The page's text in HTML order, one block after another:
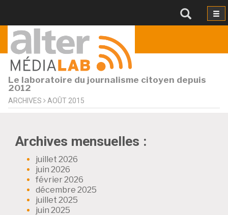
Le laboratoire du journalisme citoyen depuis
2012
ARCHIVES AOÛT 2015
Archives mensuelles :
juillet 2026
juin 2026
février 2026
décembre 2025
juillet 2025
juin 2025